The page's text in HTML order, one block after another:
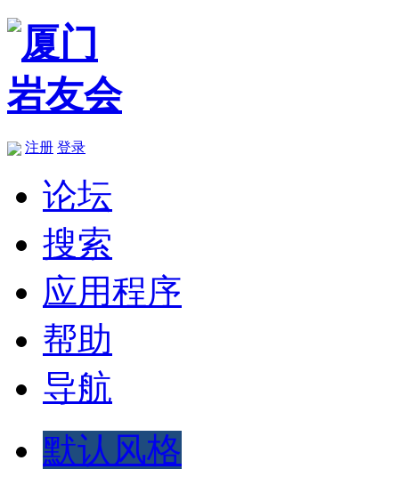
注册 登录
论坛
搜索
应用程序
帮助
导航
默认风格